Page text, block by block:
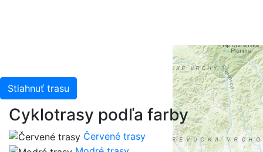
Stiahnuť trasu
Cyklotrasy podľa farby
Červené trasy